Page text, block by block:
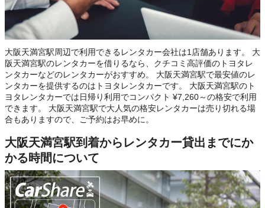
大阪天満宮駅周辺で利用できるレンタカー会社は1店舗あります。 大
阪天満宮駅のレンタカーを借りるなら、クチコミ高評価のトヨタレ
ンタカーなどのレンタカーがおすすめ。 大阪天満宮駅で最安値のレ
ンタカーを提供するのはトヨタレンタカーです。 大阪天満宮駅のト
ヨタレンタカーでは日帰り利用でコンパクト ¥7,260～の格安で利用
できます。 大阪天満宮駅で大人気の格安レンタカーは売り切れる場
合もありますので、ご予約はお早めに。
大阪天満宮駅到着からレンタカー貸出までにか
かる時間について